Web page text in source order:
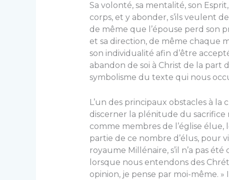
Sa volonté, sa mentalité, son
corps, et y abonder, s’ils veulent
de même que l’épouse perd son
et sa direction, de même chaque
son individualité afin d’être
abandon de soi à Christ de la part
symbolisme du texte qui nous
L’un des principaux obstacles à la
discerner la plénitude du
comme membres de l’église
partie de ce nombre d’élus, pour
royaume Millénaire, s’il n’a pas
lorsque nous entendons des
opinion, je pense par moi-même.